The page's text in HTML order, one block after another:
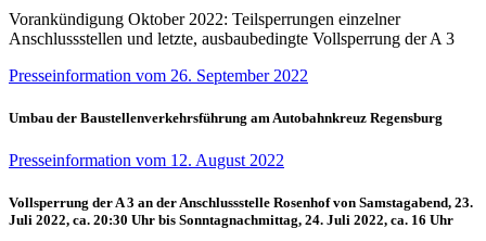
Vorankündigung Oktober 2022: Teilsperrungen einzelner
Anschlussstellen und letzte, ausbaubedingte Vollsperrung der A 3
Presseinformation vom 26. September 2022
Umbau der Baustellenverkehrsführung am Autobahnkreuz Regensburg
Presseinformation vom 12. August 2022
Vollsperrung der A 3 an der Anschlussstelle Rosenhof von Samstagabend, 23.
Juli 2022, ca. 20:30 Uhr bis Sonntagnachmittag, 24. Juli 2022, ca. 16 Uhr